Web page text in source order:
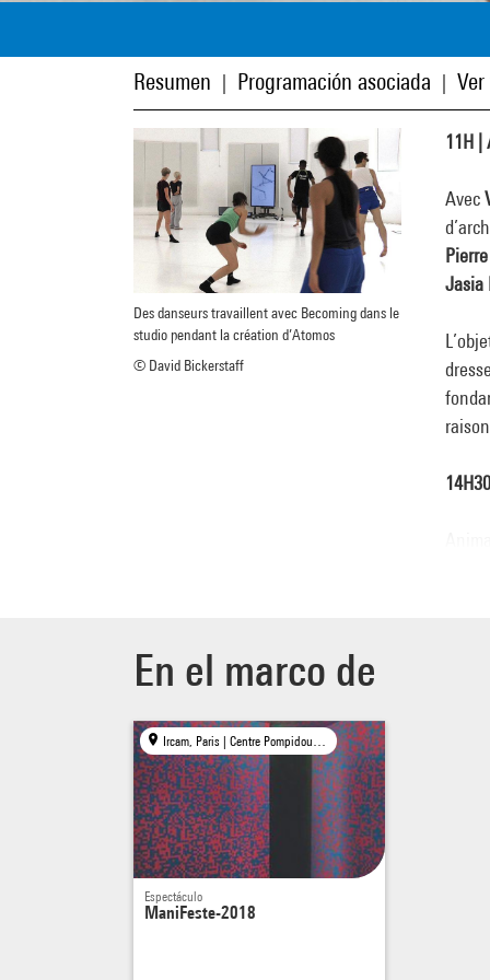
Resumen Programación asociada
Des danseurs travaillent avec Becoming dans le
studio pendant la création d’Atomos
© David Bickerstaff
11H |
Avec
Jasia
14H30
En el marco de
Ircam, Paris | Centre Pompidou, Paris
Espectáculo
ManiFeste-2018